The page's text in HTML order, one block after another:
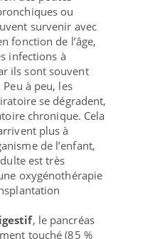
ou
survenir avec
fonction de l’âge,
infections à
ils sont souvent
à peu, les
se dégradent,
chronique. Cela
plus à
de l’enfant,
est très
oxygénothérapie
, le pancréas
touché (85 %